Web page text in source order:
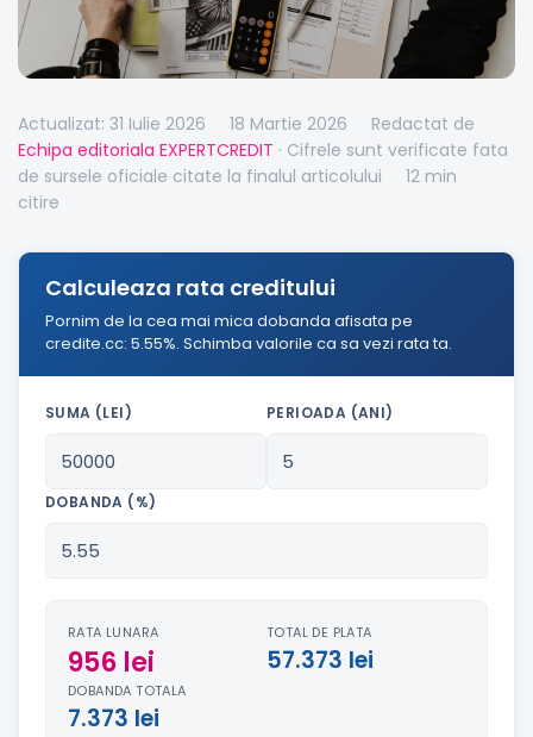
Actualizat: 31 Iulie 2026 18 Martie 2026
Redactat de
Echipa editoriala EXPERTCREDIT · Cifrele sunt verificate fata
de sursele oficiale citate la finalul articolului
12 min
citire
Calculeaza rata creditului
Pornim de la cea mai mica dobanda afisata pe
credite.cc: 5.55%. Schimba valorile ca sa vezi rata ta.
SUMA (LEI) PERIOADA (ANI)
DOBANDA (%)
RATA LUNARA
956 lei
TOTAL DE PLATA
57.373 lei
DOBANDA TOTALA
7.373 lei